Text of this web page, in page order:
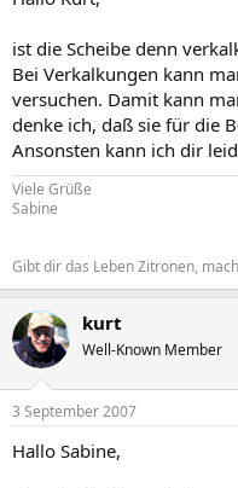
ist die Scheibe denn
Bei Verkalkungen kann
versuchen. Damit kann
denke ich, daß sie für die
Ansonsten kann ich dir
Viele Grüße
Sabine
Gibt dir das Leben Zitronen,
kurt
Well-Known Member
3 September 2007
Hallo Sabine,